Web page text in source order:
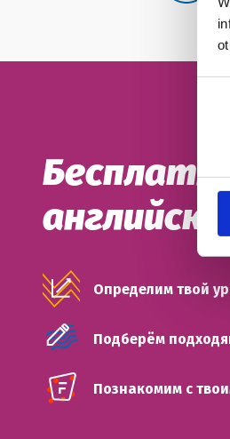
Определим твой
Подберём
Познакомим с